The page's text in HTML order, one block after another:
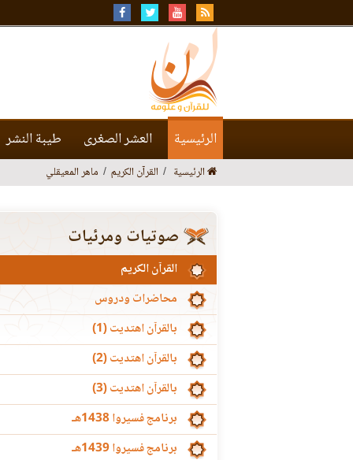
الرئيسية العشر الصغرى طيبة النشر
الرئيسية القرآن الكريم ماهر المعيقلي
صوتيات ومرئيات
القرآن الكريم
محاضرات ودروس
بالقرآن اهتديت (1)
بالقرآن اهتديت (2)
بالقرآن اهتديت (3)
برنامج فسيروا 1438هـ
برنامج فسيروا 1439هـ